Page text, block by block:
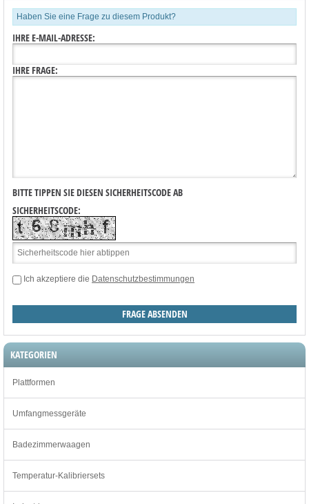
Haben Sie eine Frage zu diesem Produkt?
IHRE E-MAIL-ADRESSE:
IHRE FRAGE:
BITTE TIPPEN SIE DIESEN SICHERHEITSCODE AB
SICHERHEITSCODE:
Ich akzeptiere die Datenschutzbestimmungen
KATEGORIEN
Plattformen
Umfangmessgeräte
Badezimmerwaagen
Temperatur-Kalibriersets